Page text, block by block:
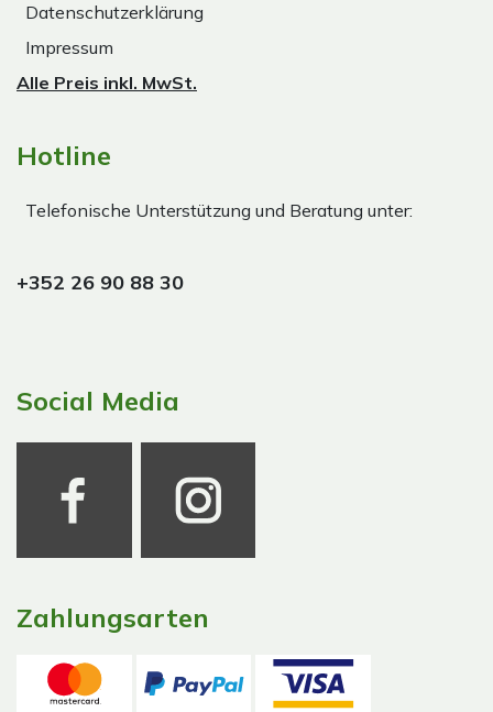
Datenschutzerklärung
Impressum
Alle Preis inkl. MwSt.
Hotline
Telefonische Unterstützung und Beratung unter:
+352 26 90 88 30
Social Media
Zahlungsarten